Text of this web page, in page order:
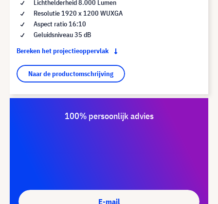
Lichthelderheid 8.000 Lumen
Resolutie 1920 x 1200 WUXGA
Aspect ratio 16:10
Geluidsniveau 35 dB
Bereken het projectieoppervlak
Naar de productomschrijving
100% persoonlijk advies
E-mail